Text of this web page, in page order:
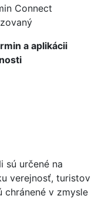
a aplikácii
sú určené na
verejnosť, turistov
chránené v zmysle